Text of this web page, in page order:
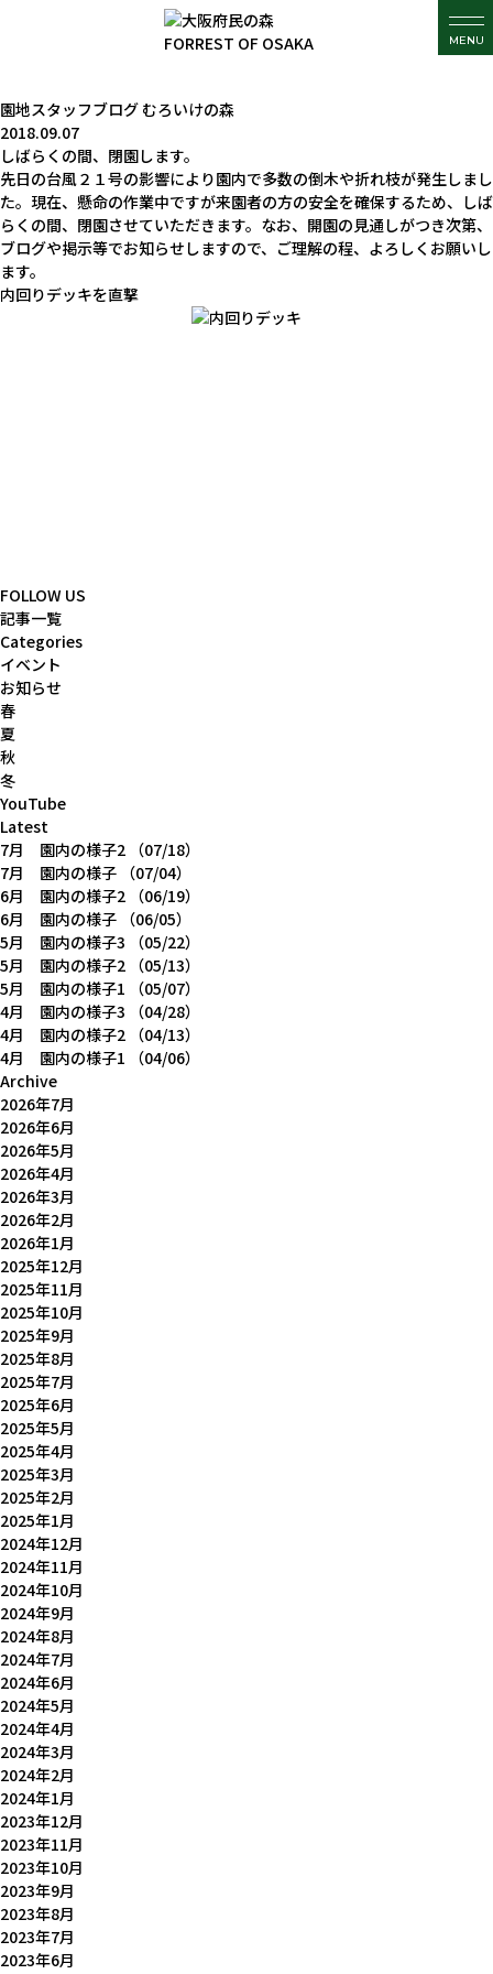
MENU
園地スタッフブログ むろいけの森
2018.09.07
しばらくの間、閉園します。
先日の台風２１号の影響により園内で多数の倒木や折れ枝が発生しまし
た。現在、懸命の作業中ですが来園者の方の安全を確保するため、しば
らくの間、閉園させていただきます。なお、開園の見通しがつき次第、
ブログや掲示等でお知らせしますので、ご理解の程、よろしくお願いし
ます。
内回りデッキを直撃
FOLLOW US
記事一覧
Categories
イベント
お知らせ
春
夏
秋
冬
YouTube
Latest
7月 園内の様子2 （07/18）
7月 園内の様子 （07/04）
6月 園内の様子2 （06/19）
6月 園内の様子 （06/05）
5月 園内の様子3
（05/22）
5月 園内の様子2 （05/13）
5月 園内の様子1
（05/07）
4月 園内の様子3
（04/28）
4月 園内の様子2 （04/13）
4月 園内の様子1
（04/06）
Archive
2026年7月
2026年6月
2026年5月
2026年4月
2026年3月
2026年2月
2026年1月
2025年12月
2025年11月
2025年10月
2025年9月
2025年8月
2025年7月
2025年6月
2025年5月
2025年4月
2025年3月
2025年2月
2025年1月
2024年12月
2024年11月
2024年10月
2024年9月
2024年8月
2024年7月
2024年6月
2024年5月
2024年4月
2024年3月
2024年2月
2024年1月
2023年12月
2023年11月
2023年10月
2023年9月
2023年8月
2023年7月
2023年6月